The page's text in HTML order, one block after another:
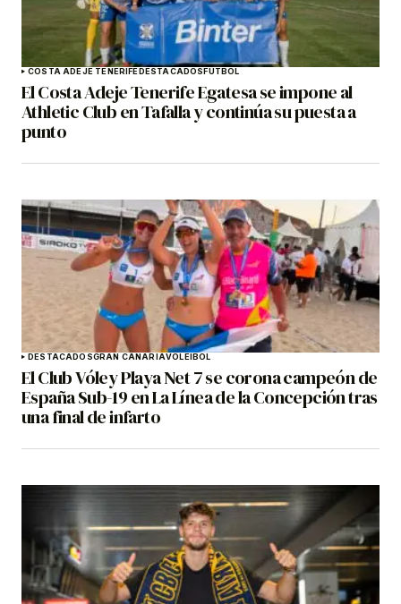
COSTA ADEJE TENERIFEDESTACADOSFÚTBOL
El Costa Adeje Tenerife Egatesa se impone al
Athletic Club en Tafalla y continúa su puesta a
punto
DESTACADOSGRAN CANARIAVOLEIBOL
El Club Vóley Playa Net 7 se corona campeón de
España Sub-19 en La Línea de la Concepción tras
una final de infarto